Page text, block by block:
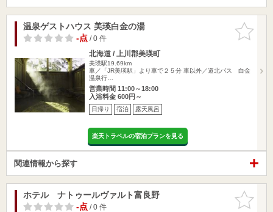
お気に入
りに追加
温泉ゲストハウス 美瑛白金の湯
-点/ 0 件
北海道 / 上川郡美瑛町
美瑛駅19.69km
車／「JR美瑛駅」より車で２５分 車以外／道北バス 白金
温泉行…
営業時間 11:00～18:00
入浴料金 600円～
日帰り 宿泊 露天風呂
楽天トラベルの宿泊プランを見る
関連情報から探す
お気に入
りに追加
ホテル ナトゥールヴァルト富良野
-点/ 0 件